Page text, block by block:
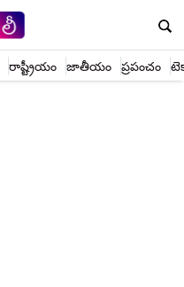
రాష్ట్రీయం జాతీయం ప్రపంచం